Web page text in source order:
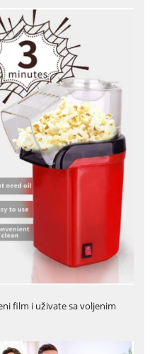
film i uživate sa voljenim